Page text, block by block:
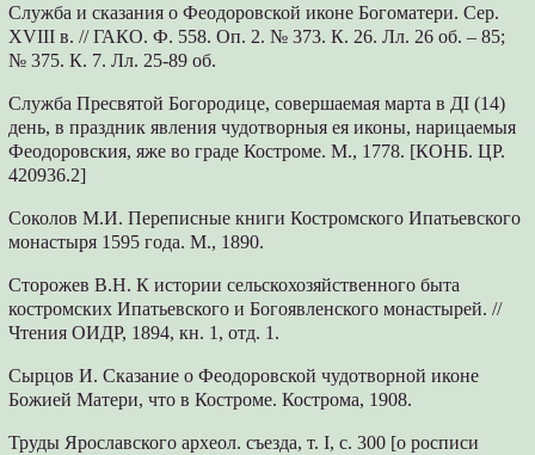
Служба и сказания о Феодоровской иконе Богоматери. Сер.
XVIII в. // ГАКО. Ф. 558. Оп. 2. № 373. К. 26. Лл. 26 об. – 85;
№ 375. К. 7. Лл. 25-89 об.
Служба Пресвятой Богородице, совершаемая марта в ДI (14)
день, в праздник явления чудотворныя ея иконы, нарицаемыя
Феодоровския, яже во граде Костроме. М., 1778. [КОНБ. ЦР.
420936.2]
Соколов М.И. Переписные книги Костромского Ипатьевского
монастыря 1595 года. М., 1890.
Сторожев В.Н. К истории сельскохозяйственного быта
костромских Ипатьевского и Богоявленского монастырей. //
Чтения ОИДР, 1894, кн. 1, отд. 1.
Сырцов И. Сказание о Феодоровской чудотворной иконе
Божией Матери, что в Костроме. Кострома, 1908.
Труды Ярославского археол. съезда, т. I, с. 300 [о росписи